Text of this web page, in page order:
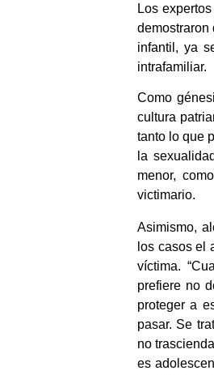
Los
demostraron
infantil, ya
intrafamiliar.
Como
cultura
tanto lo que
la
menor,
victimario.
Asimismo,
los casos el
víctima.
prefiere no
proteger a
pasar. Se
no
es